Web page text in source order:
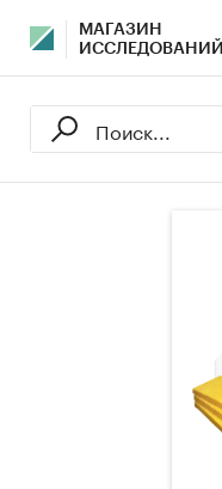
МАГАЗИН
ИССЛЕДОВАНИЙ